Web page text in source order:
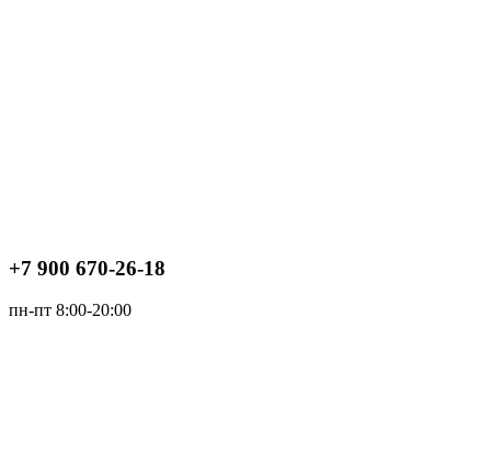
+7 900 670-26-18
пн-пт 8:00-20:00